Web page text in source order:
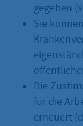
gegeben
Sie
Die
für die
erneuert